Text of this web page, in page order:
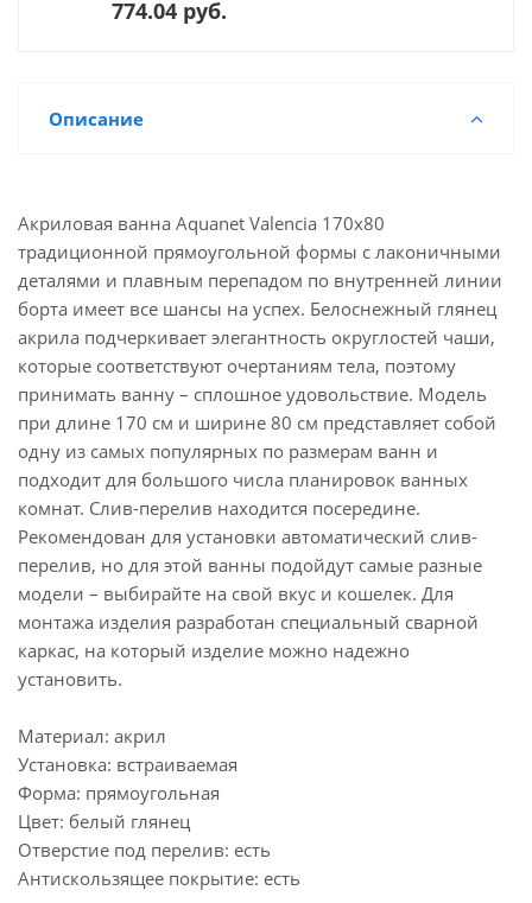
774.04 руб.
Описание
Акриловая ванна Aquanet Valencia 170x80
традиционной прямоугольной формы с лаконичными
деталями и плавным перепадом по внутренней линии
борта имеет все шансы на успех. Белоснежный глянец
акрила подчеркивает элегантность округлостей чаши,
которые соответствуют очертаниям тела, поэтому
принимать ванну – сплошное удовольствие. Модель
при длине 170 см и ширине 80 см представляет собой
одну из самых популярных по размерам ванн и
подходит для большого числа планировок ванных
комнат. Слив-перелив находится посередине.
Рекомендован для установки автоматический слив-
перелив, но для этой ванны подойдут самые разные
модели – выбирайте на свой вкус и кошелек. Для
монтажа изделия разработан специальный сварной
каркас, на который изделие можно надежно
установить.
Материал: акрил
Установка: встраиваемая
Форма: прямоугольная
Цвет: белый глянец
Отверстие под перелив: есть
Антискользящее покрытие: есть